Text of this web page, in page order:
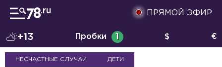
ПРЯМОЙ ЭФИР
+13 Пробки 1 $ €
НЕСЧАСТНЫЕ СЛУЧАИ ДЕТИ